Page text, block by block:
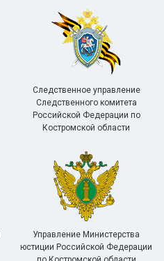
Следственное управление
Следственного комитета
Российской Федерации по
Костромской области
Управление Министерства
юстиции Российской Федерации